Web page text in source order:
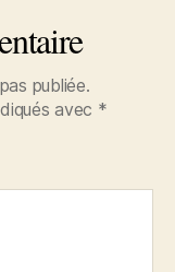
publiée.
avec *